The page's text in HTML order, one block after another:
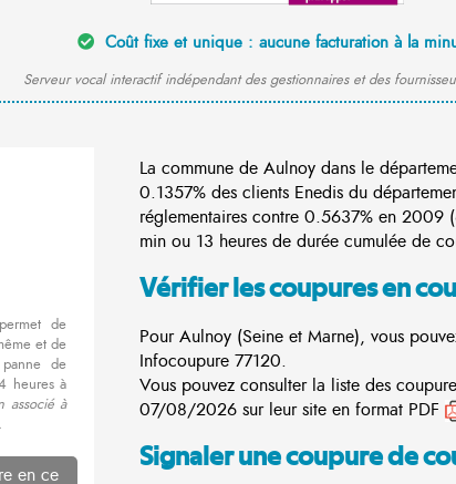
Coût fixe et unique : aucune facturation à la
Serveur vocal interactif indépendant des gestionnaires et des
de
et de
de
heures à
associé à
en ce
La commune de Aulnoy dans le
0.1357% des clients Enedis du
réglementaires contre 0.5637% en 2009
min ou 13 heures de durée cumulée de
Vérifier les coupures en
Pour Aulnoy (Seine et Marne), vous
Infocoupure 77120.
Vous pouvez consulter la liste des
07/08/2026 sur leur site en format PDF
Signaler une coupure de